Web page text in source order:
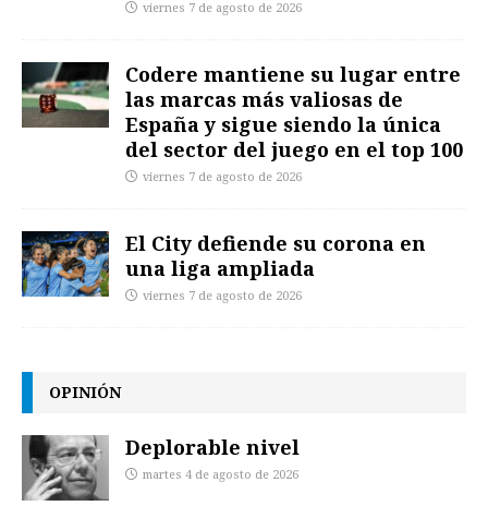
viernes 7 de agosto de 2026
Codere mantiene su lugar entre
las marcas más valiosas de
España y sigue siendo la única
del sector del juego en el top 100
viernes 7 de agosto de 2026
El City defiende su corona en
una liga ampliada
viernes 7 de agosto de 2026
OPINIÓN
Deplorable nivel
martes 4 de agosto de 2026